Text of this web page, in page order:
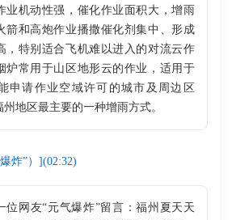
业机动性强，催化作业面积大，增雨
箭和高炮作业播撒催化剂集中、形成
，特别适合飞机难以进入的对流云作
炉常用于山区地形云的作业，适用于
申请作业空域许可的城市及周边区
地区最主要的一种增雨方式。
炸”）](02:32)
位网友“元气爆炸”留言：福州夏天天